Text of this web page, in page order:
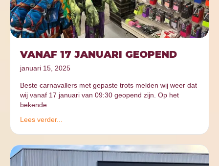
VANAF 17 JANUARI GEOPEND
januari 15, 2025
Beste carnavallers met gepaste trots melden wij weer dat
wij vanaf 17 januari van 09:30 geopend zijn. Op het
bekende…
Lees verder...